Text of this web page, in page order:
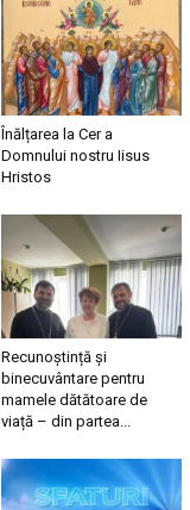
Înălțarea la Cer a
Domnului nostru Iisus
Hristos
Recunoștință și
binecuvântare pentru
mamele dătătoare de
viață – din partea...